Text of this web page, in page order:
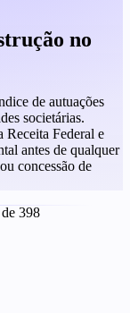
no
de autuações
societárias.
Receita Federal e
antes de qualquer
concessão de
398